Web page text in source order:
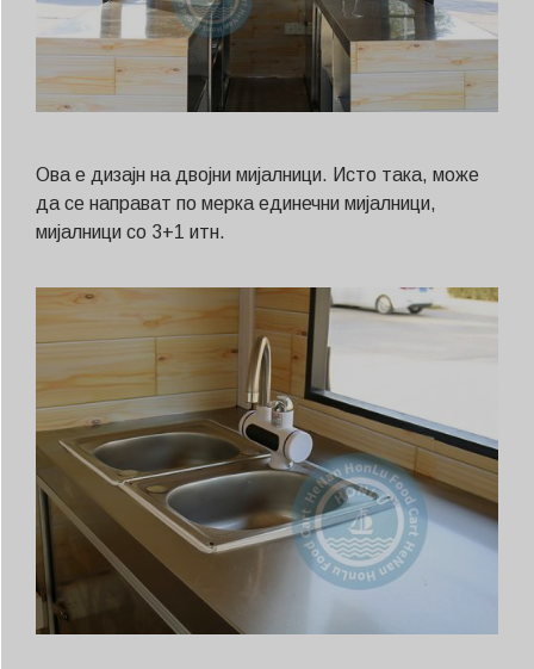
Ова е дизајн на двојни мијалници. Исто така, може
да се направат по мерка единечни мијалници,
мијалници со 3+1 итн.